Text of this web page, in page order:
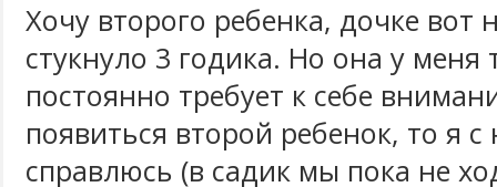
Хочу второго ребенка, дочке вот
стукнуло 3 годика. Но она у меня
постоянно требует к себе
появиться второй ребенок, то я
справлюсь (в садик мы пока не